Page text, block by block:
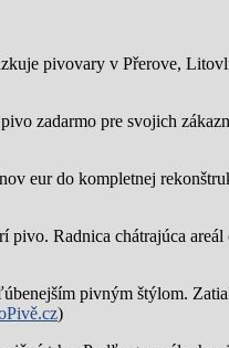
pivovary v Přerove,
zadarmo pre svojich
eur do kompletnej
pivo. Radnica chátrajúca
pivným štýlom.
)